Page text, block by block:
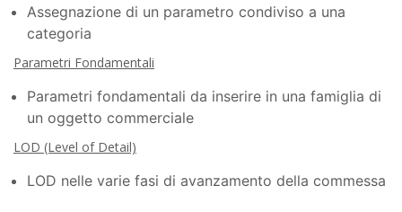
Assegnazione di un parametro condiviso a una
categoria
Parametri Fondamentali
Parametri fondamentali da inserire in una famiglia di
un oggetto commerciale
LOD (Level of Detail)
LOD nelle varie fasi di avanzamento della commessa